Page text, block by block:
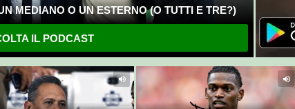
MEDIANO O UN ESTERNO (O TUTTI E TRE?)
IL PODCAST